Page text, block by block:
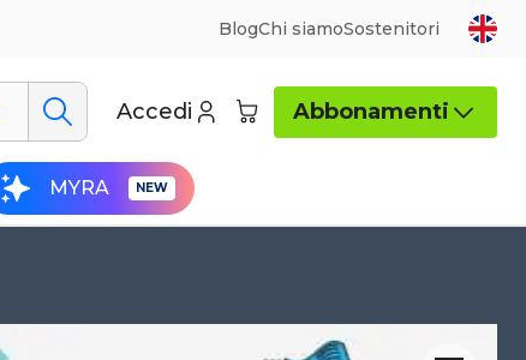
BlogChi siamoSostenitori
Accedi Abbonamenti
MYRA